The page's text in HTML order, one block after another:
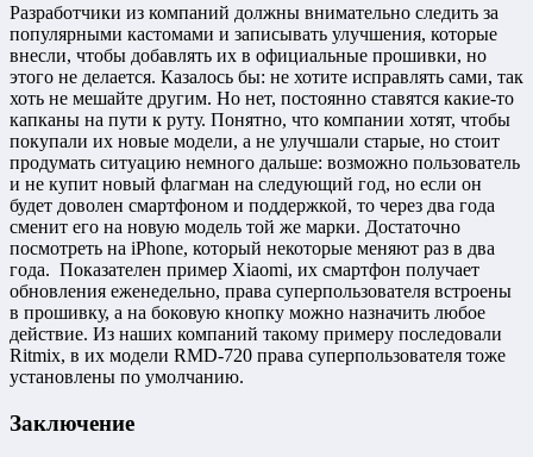
Разработчики из компаний должны внимательно следить за
популярными кастомами и записывать улучшения, которые
внесли, чтобы добавлять их в официальные прошивки, но
этого не делается. Казалось бы: не хотите исправлять сами, так
хоть не мешайте другим. Но нет, постоянно ставятся какие-то
капканы на пути к руту. Понятно, что компании хотят, чтобы
покупали их новые модели, а не улучшали старые, но стоит
продумать ситуацию немного дальше: возможно пользователь
и не купит новый флагман на следующий год, но если он
будет доволен смартфоном и поддержкой, то через два года
сменит его на новую модель той же марки. Достаточно
посмотреть на iPhone, который некоторые меняют раз в два
года. Показателен пример Xiaomi, их смартфон получает
обновления еженедельно, права суперпользователя встроены
в прошивку, а на боковую кнопку можно назначить любое
действие. Из наших компаний такому примеру последовали
Ritmix, в их модели RMD-720 права суперпользователя тоже
установлены по умолчанию.
Заключение